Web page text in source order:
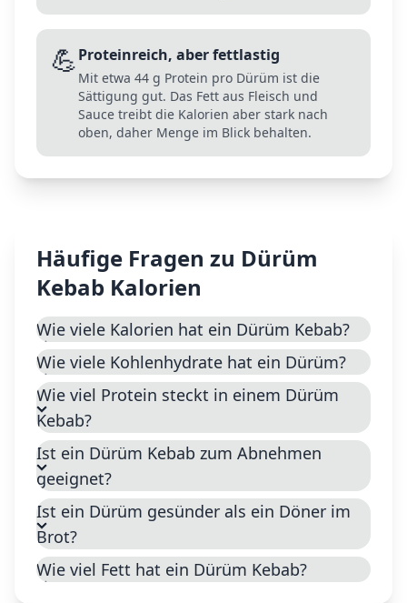
💪Proteinreich, aber fettlastig
Mit etwa 44 g Protein pro Dürüm ist die
Sättigung gut. Das Fett aus Fleisch und
Sauce treibt die Kalorien aber stark nach
oben, daher Menge im Blick behalten.
Häufige Fragen zu Dürüm
Kebab Kalorien
Wie viele Kalorien hat ein Dürüm Kebab?
Wie viele Kohlenhydrate hat ein Dürüm?
Wie viel Protein steckt in einem Dürüm
Kebab?
Ist ein Dürüm Kebab zum Abnehmen
geeignet?
Ist ein Dürüm gesünder als ein Döner im
Brot?
Wie viel Fett hat ein Dürüm Kebab?